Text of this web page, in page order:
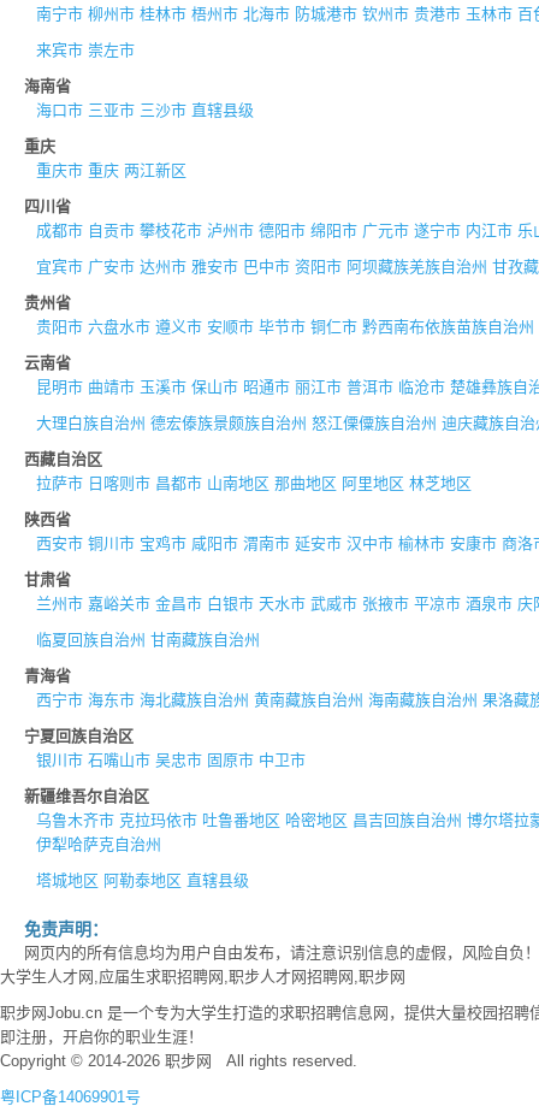
南宁市 柳州市 桂林市 梧州市 北海市 防城港市 钦州市 贵港市 玉林市 百
来宾市 崇左市
海南省
海口市 三亚市 三沙市 直辖县级
重庆
重庆市 重庆 两江新区
四川省
成都市 自贡市 攀枝花市 泸州市 德阳市 绵阳市 广元市 遂宁市 内江市 乐
宜宾市 广安市 达州市 雅安市 巴中市 资阳市 阿坝藏族羌族自治州 甘孜
贵州省
贵阳市 六盘水市 遵义市 安顺市 毕节市 铜仁市 黔西南布依族苗族自治州
云南省
昆明市 曲靖市 玉溪市 保山市 昭通市 丽江市 普洱市 临沧市 楚雄彝族自
大理白族自治州 德宏傣族景颇族自治州 怒江傈僳族自治州 迪庆藏族自治
西藏自治区
拉萨市 日喀则市 昌都市 山南地区 那曲地区 阿里地区 林芝地区
陕西省
西安市 铜川市 宝鸡市 咸阳市 渭南市 延安市 汉中市 榆林市 安康市 商洛
甘肃省
兰州市 嘉峪关市 金昌市 白银市 天水市 武威市 张掖市 平凉市 酒泉市 庆
临夏回族自治州 甘南藏族自治州
青海省
西宁市 海东市 海北藏族自治州 黄南藏族自治州 海南藏族自治州 果洛藏
宁夏回族自治区
银川市 石嘴山市 吴忠市 固原市 中卫市
新疆维吾尔自治区
乌鲁木齐市 克拉玛依市 吐鲁番地区 哈密地区 昌吉回族自治州 博尔塔拉
伊犁哈萨克自治州
塔城地区 阿勒泰地区 直辖县级
免责声明：
网页内的所有信息均为用户自由发布，请注意识别信息的虚假，风险自
大学生人才网,应届生求职招聘网,职步人才网招聘网,职步网
职步网Jobu.cn 是一个专为大学生打造的求职招聘信息网，提供大量校园招
即注册，开启你的职业生涯！
Copyright © 2014-2026 职步网 All rights reserved.
粤ICP备14069901号